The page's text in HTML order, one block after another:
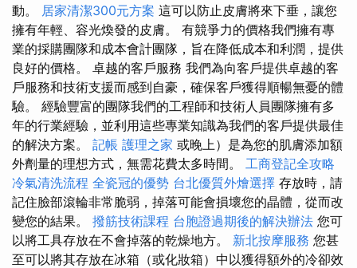
動。 居家清潔300元方案 這可以防止皮膚將來下垂，讓您
擁有年輕、容光煥發的皮膚。 有競爭力的價格我們擁有專
業的採購團隊和成本會計團隊，旨在降低成本和利潤，提供
良好的價格。 卓越的客戶服務 我們為向客戶提供卓越的客
戶服務和技術支援而感到自豪，確保客戶獲得順暢無憂的體
驗。 經驗豐富的團隊我們的工程師和技術人員團隊擁有多
年的行業經驗，並利用這些專業知識為我們的客戶提供最佳
的解決方案。 記帳 護理之家 或晚上）是為您的肌膚添加額
外劑量的理想方式，無需花費太多時間。 工商登記全攻略
冷氣清洗流程 全瓷冠的優勢 台北優質外燴選擇 存放時，請
記住臉部滾輪非常脆弱，掉落可能會損壞您的晶體，從而改
變您的結果。 撥筋技術課程 台胞證過期後的解決辦法 您可
以將工具存放在不會掉落的乾燥地方。 新北按摩服務 您甚
至可以將其存放在冰箱（或化妝箱）中以獲得額外的冷卻效